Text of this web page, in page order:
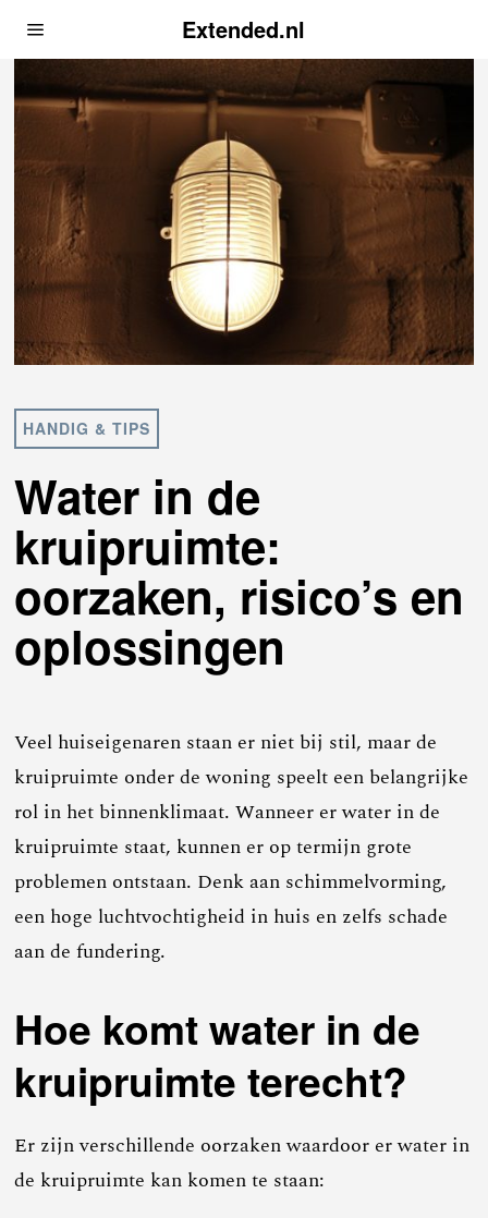
Extended.nl
HANDIG & TIPS
Water in de
kruipruimte:
oorzaken, risico’s en
oplossingen
Veel huiseigenaren staan er niet bij stil, maar de
kruipruimte onder de woning speelt een belangrijke
rol in het binnenklimaat. Wanneer er water in de
kruipruimte staat, kunnen er op termijn grote
problemen ontstaan. Denk aan schimmelvorming,
een hoge luchtvochtigheid in huis en zelfs schade
aan de fundering.
Hoe komt water in de
kruipruimte terecht?
Er zijn verschillende oorzaken waardoor er water in
de kruipruimte kan komen te staan: